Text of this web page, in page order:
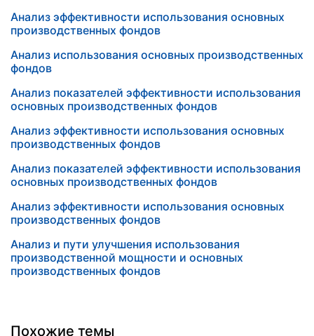
Анализ эффективности использования основных
производственных фондов
Анализ использования основных производственных
фондов
Анализ показателей эффективности использования
основных производственных фондов
Анализ эффективности использования основных
производственных фондов
Анализ показателей эффективности использования
основных производственных фондов
Анализ эффективности использования основных
производственных фондов
Анализ и пути улучшения использования
производственной мощности и основных
производственных фондов
Похожие темы